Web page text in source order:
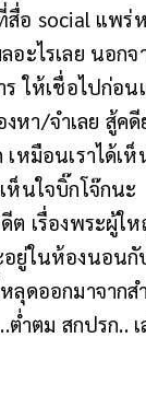
อ social แพร่
อะไรเลย นอก
ให้เชื่อไปก่อน
หา/จำเลย สู้คดี
เหมือนเราได้เ
ห็นใจบิ๊กโจ๊กนะ
ต เรื่องพระผู้ใ
ยู่ในห้องนอนกั
ลุดออกมาจากส
ต่ำตม สกปรก..